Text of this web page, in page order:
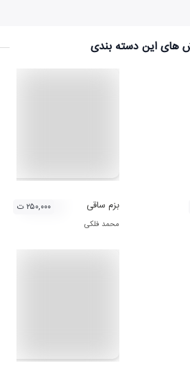
های این دسته بندی
بزم ساقی
محمد فلکی
۲۵۰,۰۰۰ ت